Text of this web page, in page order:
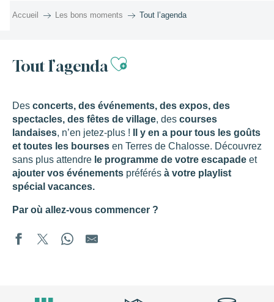
Accueil Les bons moments Tout l’agenda
Tout l’agendaAjouter aux
Des concerts, des événements, des expos, des
spectacles, des fêtes de village, des courses
landaises, n’en jetez-plus !
Il y en a pour tous les goûts
et toutes les bourses en Terres de Chalosse. Découvrez
sans plus attendre le programme de votre escapade et
ajouter vos événements préférés à votre playlist
spécial vacances.
Par où allez-vous commencer ?